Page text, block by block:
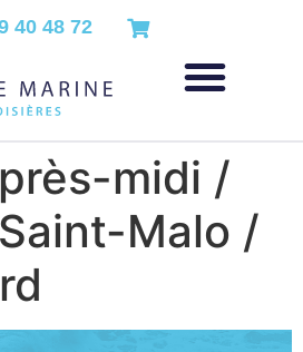
40 48 72
midi /
Malo /